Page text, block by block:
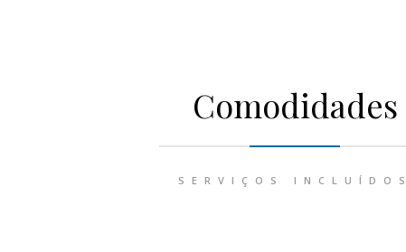
Comodidades
SERVIÇOS INCLUÍDOS